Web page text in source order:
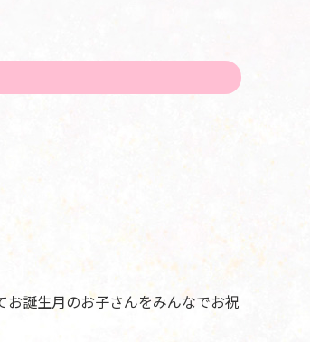
誕生月のお子さんをみんなでお祝